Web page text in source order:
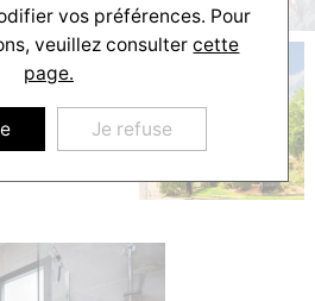
vos préférences. Pour
veuillez consultercette
page.
Je refuse